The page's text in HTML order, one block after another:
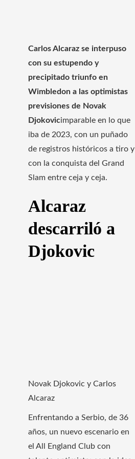
Carlos Alcaraz se interpuso
con su estupendo y
precipitado triunfo en
Wimbledon a las optimistas
previsiones de Novak
Djokovicimparable en lo que
iba de 2023, con un puñado
de registros históricos a tiro y
con la conquista del Grand
Slam entre ceja y ceja.
Alcaraz
descarriló a
Djokovic
Novak Djokovic y Carlos
Alcaraz
Enfrentando a Serbio, de 36
años, un nuevo escenario en
el All England Club con